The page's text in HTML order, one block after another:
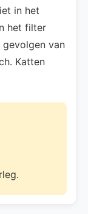
in het
het filter
van
Katten